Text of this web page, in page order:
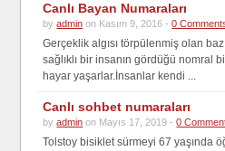
Canlı Bayan Numaraları
byadmin on Kasım 9, 2016 -0
Gerçeklik algısı törpülenmiş olan
sağlıklı bir insanın gördüğü nomral
hayar yaşarlar.İnsanlar kendi ...
Canlı sohbet numaraları
byadmin on Mayıs 17, 2019 -0
Tolstoy bisiklet sürmeyi 67 yaşında